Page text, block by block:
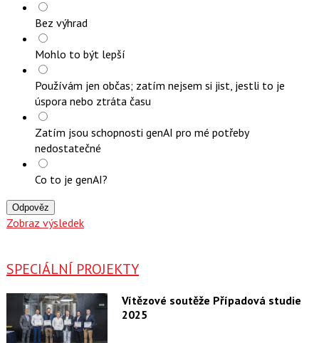
Bez výhrad
Mohlo to být lepší
Používám jen občas; zatím nejsem si jist, jestli to je
úspora nebo ztráta času
Zatím jsou schopnosti genAI pro mé potřeby
nedostatečné
Co to je genAI?
Odpověz
Zobraz výsledek
SPECIÁLNÍ PROJEKTY
Vítězové soutěže Případová studie
2025